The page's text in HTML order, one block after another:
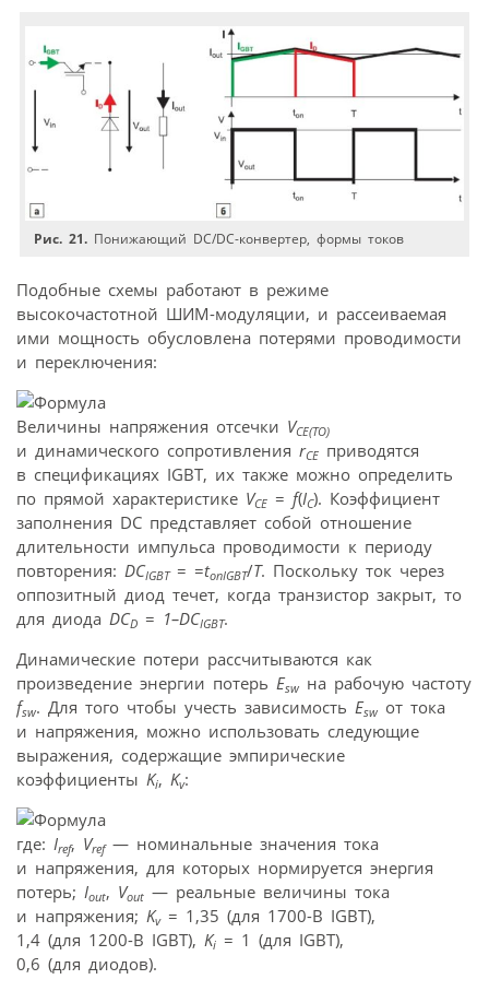
Рис. 21. Понижающий DC/DC-конвертер, формы токов
Подобные схемы работают в режиме
высокочастотной ШИМ-модуляции, и рассеиваемая
ими мощность обусловлена потерями проводимости
и переключения:
Величины напряжения отсечки VCE(TO)
и динамического сопротивления rCE приводятся
в спецификациях IGBT, их также можно определить
по прямой характеристике VCE = f(IC). Коэффициент
заполнения DC представляет собой отношение
длительности импульса проводимости к периоду
повторения: DCIGBT= =tonIGBT/T. Поскольку ток через
оппозитный диод течет, когда транзистор закрыт, то
для диода DCD = 1–DCIGBT.
Динамические потери рассчитываются как
произведение энергии потерь Esw на рабочую частоту
fsw. Для того чтобы учесть зависимость Esw от тока
и напряжения, можно использовать следующие
выражения, содержащие эмпирические
коэффициенты Ki, Kv:
где: Iref, Vref— номинальные значения тока
и напряжения, для которых нормируется энергия
потерь; Iout, Vout — реальные величины тока
и напряжения; Kv= 1,35 (для 1700-В IGBT),
1,4 (для 1200-В IGBT), Ki = 1 (для IGBT),
0,6 (для диодов).